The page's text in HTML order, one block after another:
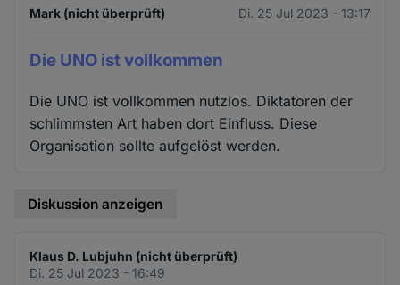
Mark (nicht überprüft) Di. 25 Jul 2023 - 13:17
Die UNO ist vollkommen
Die UNO ist vollkommen nutzlos. Diktatoren der
schlimmsten Art haben dort Einfluss. Diese
Organisation sollte aufgelöst werden.
Diskussion anzeigen
Klaus D. Lubjuhn (nicht überprüft)
Di. 25 Jul 2023 - 16:49